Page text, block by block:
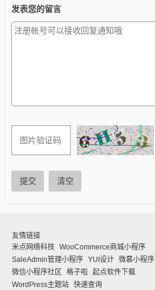
发表您的留言
提交 清空
友情链接
米点网络科技
WooCommerce商城小程序
SaleAdmin管理小程序 YUI设计 微慕小程序
微信小程序社区
格子啦 起点软件下载
WordPress主题站 快递查询